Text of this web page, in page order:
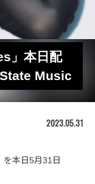
」本日配
Music
2023.05.31
を本日5月31日